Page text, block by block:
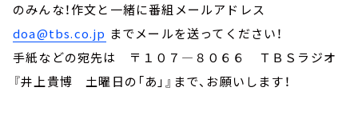
のみんな！作文と一緒に番組メールアドレス
doa@tbs.co.jp までメールを送ってください！
手紙などの宛先は 〒１０７—８０６６ ＴＢＳラジオ
『井上貴博 土曜日の「あ」』まで、お願いします！